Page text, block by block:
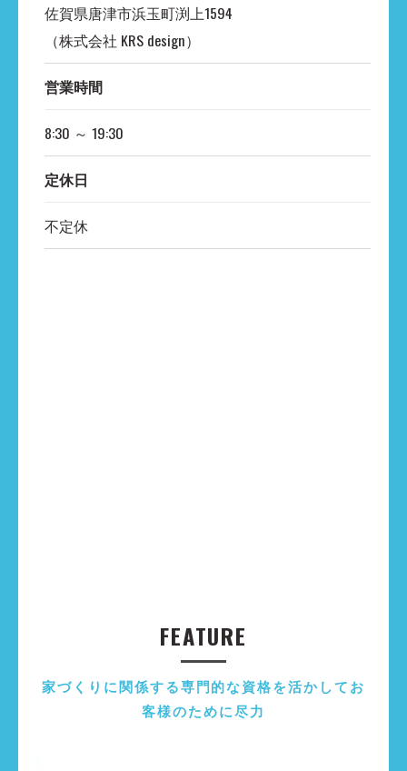
佐賀県唐津市浜玉町渕上1594
（株式会社 KRS design）
営業時間
8:30 ～ 19:30
定休日
不定休
家づくりに関係する専門的な資格を活かしてお
客様のために尽力
FEATURE